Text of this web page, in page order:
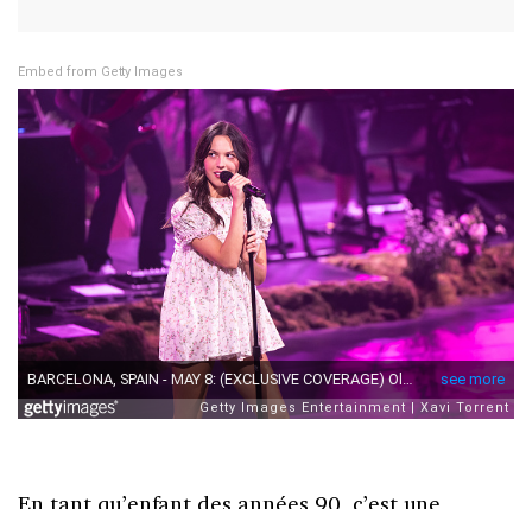
Embed from Getty Images